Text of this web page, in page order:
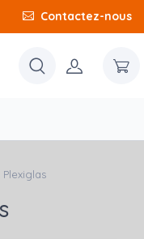
Contactez-nous
Plexiglas